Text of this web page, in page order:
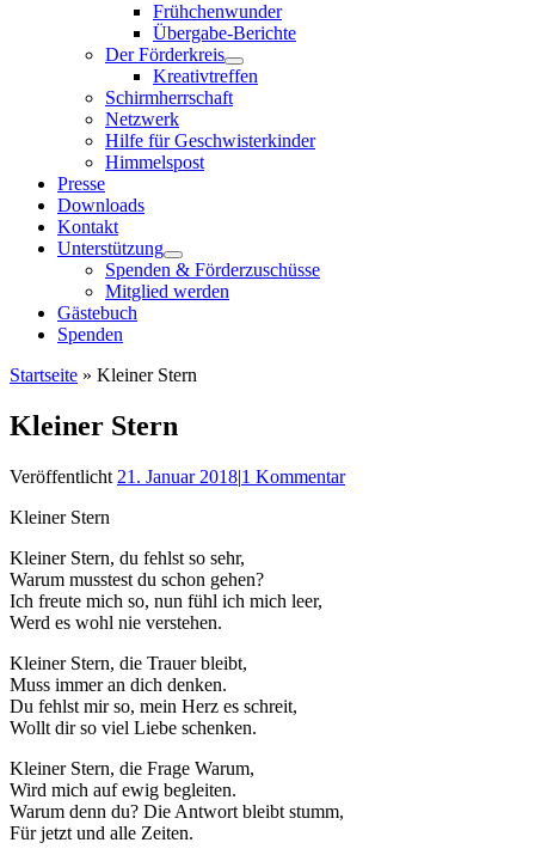
Frühchenwunder
Übergabe-Berichte
Der Förderkreis
Kreativtreffen
Schirmherrschaft
Netzwerk
Hilfe für Geschwisterkinder
Himmelspost
Presse
Downloads
Kontakt
Unterstützung
Spenden & Förderzuschüsse
Mitglied werden
Gästebuch
Spenden
Startseite » Kleiner Stern
Kleiner Stern
Veröffentlicht 21. Januar 2018|1 Kommentar
Kleiner Stern
Kleiner Stern, du fehlst so sehr,
Warum musstest du schon gehen?
Ich freute mich so, nun fühl ich mich leer,
Werd es wohl nie verstehen.
Kleiner Stern, die Trauer bleibt,
Muss immer an dich denken.
Du fehlst mir so, mein Herz es schreit,
Wollt dir so viel Liebe schenken.
Kleiner Stern, die Frage Warum,
Wird mich auf ewig begleiten.
Warum denn du? Die Antwort bleibt stumm,
Für jetzt und alle Zeiten.